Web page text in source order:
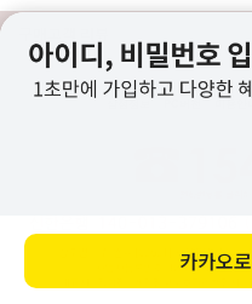
카카오로